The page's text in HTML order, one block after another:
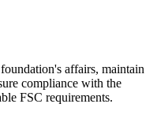
affairs, maintain
compliance with the
FSC requirements.